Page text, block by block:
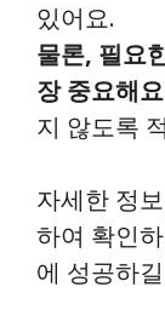
있어요.
물론, 필요
장 중요해
지 않도록
자세한 정
하여 확인
에 성공하